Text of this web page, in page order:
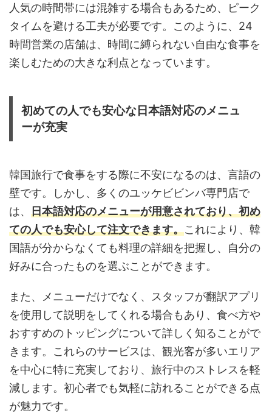
人気の時間帯には混雑する場合もあるため、ピーク
タイムを避ける工夫が必要です。このように、24
時間営業の店舗は、時間に縛られない自由な食事を
楽しむための大きな利点となっています。
初めての人でも安心な日本語対応のメニュ
ーが充実
韓国旅行で食事をする際に不安になるのは、言語の
壁です。しかし、多くのユッケビビンバ専門店で
は、 日本語対応のメニューが用意されており、初め
ての人でも安心して注文できます。これにより、韓
国語が分からなくても料理の詳細を把握し、自分の
好みに合ったものを選ぶことができます。
また、メニューだけでなく、スタッフが翻訳アプリ
を使用して説明をしてくれる場合もあり、食べ方や
おすすめのトッピングについて詳しく知ることがで
きます。これらのサービスは、観光客が多いエリア
を中心に特に充実しており、旅行中のストレスを軽
減します。初心者でも気軽に訪れることができる点
が魅力です。